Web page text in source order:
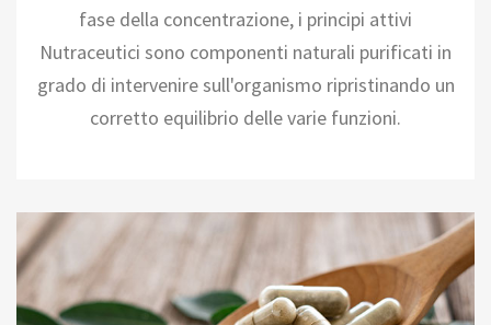
fase della concentrazione, i principi attivi
Nutraceutici sono componenti naturali purificati in
grado di intervenire sull'organismo ripristinando un
corretto equilibrio delle varie funzioni.